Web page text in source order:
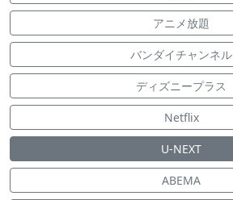
アニメ放題
バンダイチャンネル
ディズニープラス
Netflix
U-NEXT
ABEMA